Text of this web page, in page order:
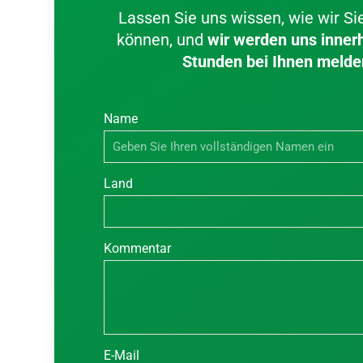
Lassen Sie uns wissen, wie wir
können, undwir werden uns
Stunden bei Ihnen
Name
Land
Kommentar
E-Mail